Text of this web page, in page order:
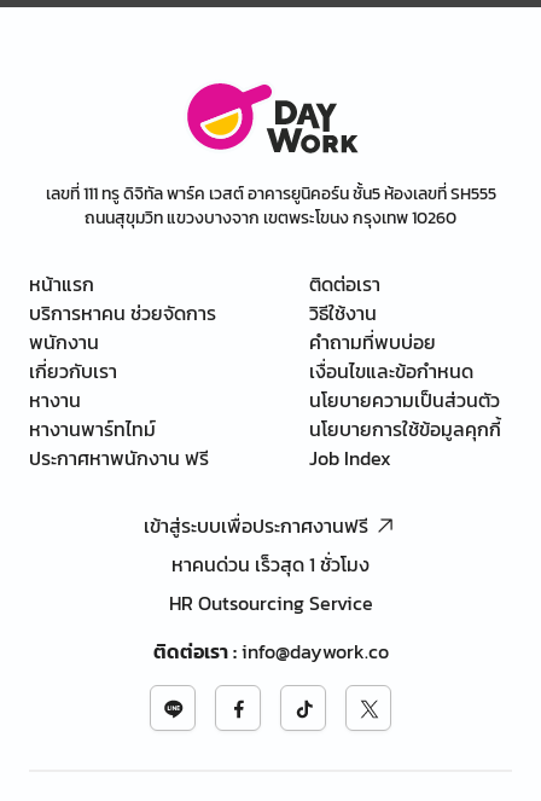
เลขที่ 111 ทรู ดิจิทัล พาร์ค เวสต์ อาคารยูนิคอร์น ชั้น5 ห้องเลขที่ SH555
ถนนสุขุมวิท แขวงบางจาก เขตพระโขนง กรุงเทพ 10260
หน้าแรก
บริการหาคน ช่วยจัดการ
พนักงาน
เกี่ยวกับเรา
หางาน
หางานพาร์ทไทม์
ประกาศหาพนักงาน ฟรี
ติดต่อเรา
วิธีใช้งาน
คำถามที่พบบ่อย
เงื่อนไขและข้อกำหนด
นโยบายความเป็นส่วนตัว
นโยบายการใช้ข้อมูลคุกกี้
Job Index
เข้าสู่ระบบเพื่อประกาศงานฟรี
หาคนด่วน เร็วสุด 1 ชั่วโมง
HR Outsourcing Service
ติดต่อเรา:info@daywork.co